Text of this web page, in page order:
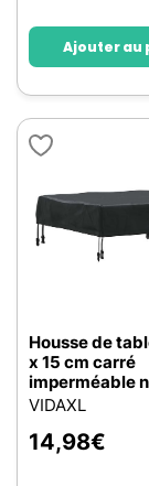
Ajouter au
Housse de
x 15 cm carré
imperméable
VIDAXL
14,98€